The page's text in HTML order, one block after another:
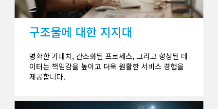
구조물에 대한 지지대
명확한 기대치, 간소화된 프로세스, 그리고 향상된 데
이터는 책임감을 높이고 더욱 원활한 서비스 경험을
제공합니다.